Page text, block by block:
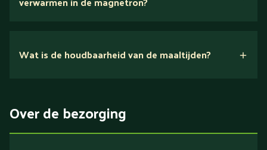
Verlaagd in koolhydraten
Verlaagd in zout
Wat is de houdbaarheid van de maaltijden?
Over de bezorging